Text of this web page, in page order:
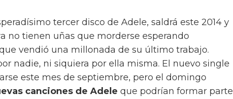
tercer disco de Adele, saldrá este 2014 y
no tienen uñas que morderse esperando
vendió una millonada de su último trabajo.
nadie, ni siquiera por ella misma. El nuevo single
este mes de septiembre, pero el domingo
canciones de Adele que podrían formar parte